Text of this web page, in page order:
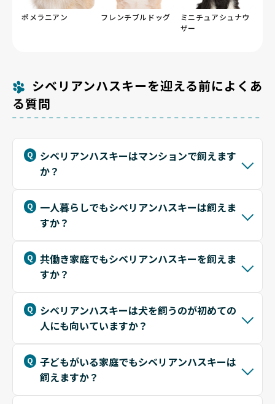
ポメラニアン フレンチブルドッグ
ミニチュアシュナウ
ザー
シベリアンハスキーを迎える前によくあ
る質問
シベリアンハスキーはマンションで飼えます
か？
一人暮らしでもシベリアンハスキーは飼えま
すか？
共働き家庭でもシベリアンハスキーを飼えま
すか？
シベリアンハスキーは犬を飼うのが初めての
人にも向いていますか？
子どもがいる家庭でもシベリアンハスキーは
飼えますか？